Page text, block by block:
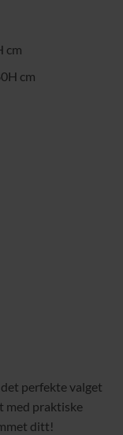
cm
cm
perfekte valget
med praktiske
ditt!